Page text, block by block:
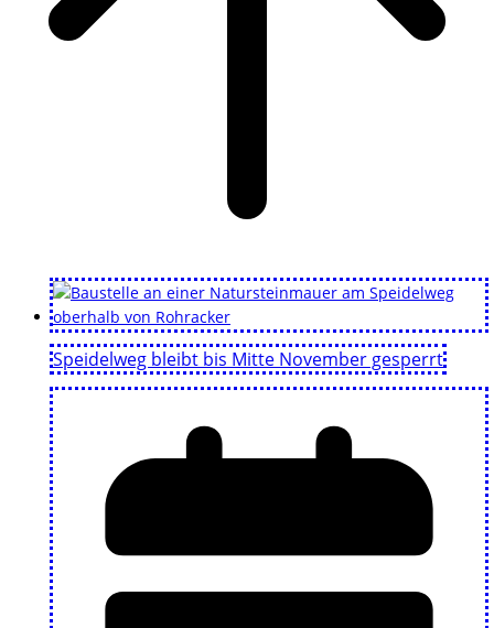
Speidelweg bleibt bis Mitte November gesperrt